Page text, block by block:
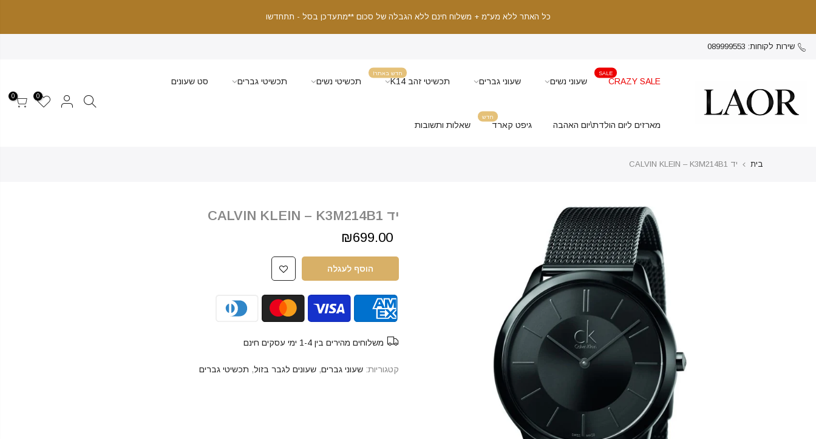
כל האתר ללא מע"מ + משלוח חינם ללא הגבלה של סכום **מתעדכן בסל - תתחדשו
שירות לקוחות: 089999553
CRAZY SALE
SALE
שעוני נשים שעוני גברים תכשיטי זהב K14
חדש באתר!
תכשיטי נשים תכשיטי גברים סט שעונים
מארזים ליום הולדת\יום האהבה גיפט קארד
חדש
שאלות ותשובות
0
0
בית יד CALVIN KLEIN – K3M214B1
יד CALVIN KLEIN – K3M214B1
₪699.00
הוסף לעגלה
משלוחים מהירים בין 1-4 ימי עסקים חינם
קטגוריות: שעוני גברים, שעונים לגבר בזול, תכשיטי גברים